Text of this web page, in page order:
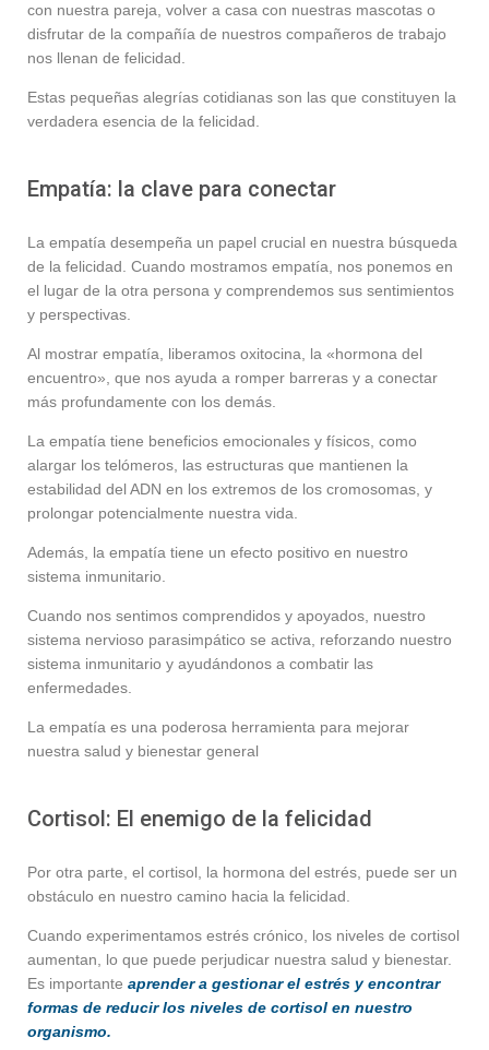
con nuestra pareja, volver a casa con nuestras mascotas o
disfrutar de la compañía de nuestros compañeros de trabajo
nos llenan de felicidad.
Estas pequeñas alegrías cotidianas son las que constituyen la
verdadera esencia de la felicidad.
Empatía: la clave para conectar
La empatía desempeña un papel crucial en nuestra búsqueda
de la felicidad. Cuando mostramos empatía, nos ponemos en
el lugar de la otra persona y comprendemos sus sentimientos
y perspectivas.
Al mostrar empatía, liberamos oxitocina, la «hormona del
encuentro», que nos ayuda a romper barreras y a conectar
más profundamente con los demás.
La empatía tiene beneficios emocionales y físicos, como
alargar los telómeros, las estructuras que mantienen la
estabilidad del ADN en los extremos de los cromosomas, y
prolongar potencialmente nuestra vida.
Además, la empatía tiene un efecto positivo en nuestro
sistema inmunitario.
Cuando nos sentimos comprendidos y apoyados, nuestro
sistema nervioso parasimpático se activa, reforzando nuestro
sistema inmunitario y ayudándonos a combatir las
enfermedades.
La empatía es una poderosa herramienta para mejorar
nuestra salud y bienestar general
Cortisol: El enemigo de la felicidad
Por otra parte, el cortisol, la hormona del estrés, puede ser un
obstáculo en nuestro camino hacia la felicidad.
Cuando experimentamos estrés crónico, los niveles de cortisol
aumentan, lo que puede perjudicar nuestra salud y bienestar.
Es importante aprender a gestionar el estrés y encontrar
formas de reducir los niveles de cortisol en nuestro
organismo.